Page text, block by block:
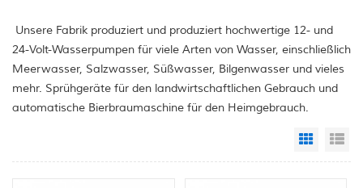
Unsere Fabrik produziert und produziert hochwertige 12- und
24-Volt-Wasserpumpen für viele Arten von Wasser, einschließlich
Meerwasser, Salzwasser, Süßwasser, Bilgenwasser und vieles
mehr. Sprühgeräte für den landwirtschaftlichen Gebrauch und
automatische Bierbraumaschine für den Heimgebrauch.
Grid